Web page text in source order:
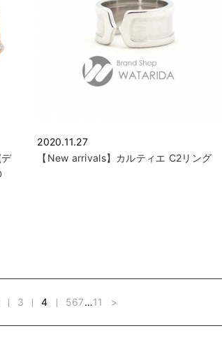
2020.11.27
【New arrivals】カルティエ C2リング
3 4 567…11 >